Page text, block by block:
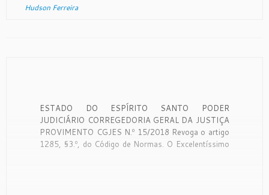
Hudson Ferreira
ESTADO DO ESPÍRITO SANTO PODER
JUDICIÁRIO CORREGEDORIA GERAL DA JUSTIÇA
PROVIMENTO CGJES N.º 15/2018 Revoga o artigo
1285, §3.º, do Código de Normas. O Excelentíssimo